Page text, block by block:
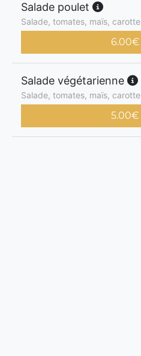
Salade poulet
Salade, tomates, maïs,
6.00€
Salade végétarienne
Salade, tomates, maïs,
5.00€